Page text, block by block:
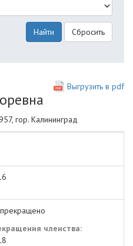
Найти Сбросить
Выгрузить в pdf
гор. Калининград
членства: